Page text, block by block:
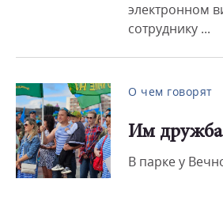
электронном
сотруднику ...
О чем говорят
Им дружба
В парке у